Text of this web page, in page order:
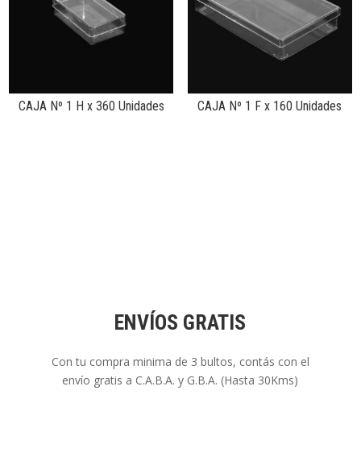
CAJA Nº 1 H x 360 Unidades CAJA Nº 1 F x 160 Unidades
ENVÍOS GRATIS
Con tu compra minima de 3 bultos, contás con el
envío gratis a C.A.B.A. y G.B.A. (Hasta 30Kms)